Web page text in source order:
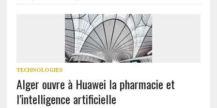
TECHNOLOGIES
Alger ouvre à Huawei la pharmacie et
l’intelligence artificielle